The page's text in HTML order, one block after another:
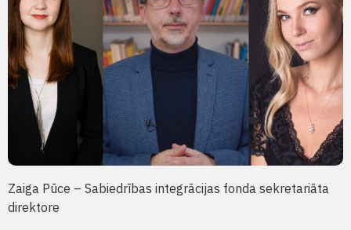
Zaiga Pūce – Sabiedrības integrācijas fonda sekretariāta
direktore